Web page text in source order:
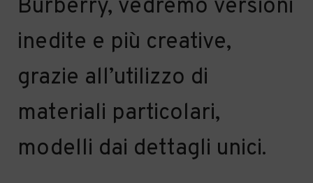
Burberry, vedremo versioni
inedite e più creative,
grazie all’utilizzo di
materiali particolari,
modelli dai dettagli unici.